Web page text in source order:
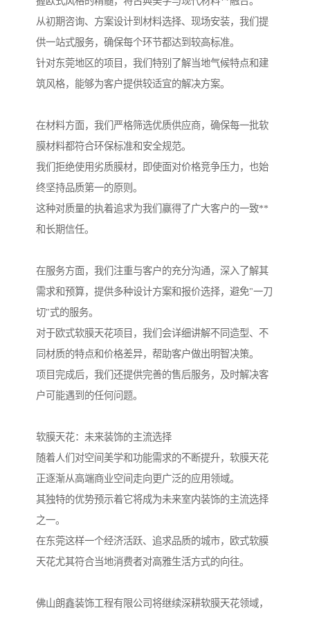
从初期咨询、方案设计到材料选择、现场安装，我们提
供一站式服务，确保每个环节都达到较高标准。
针对东莞地区的项目，我们特别了解当地气候特点和建
筑风格，能够为客户提供较适宜的解决方案。
在材料方面，我们严格筛选优质供应商，确保每一批软
膜材料都符合环保标准和安全规范。
我们拒绝使用劣质膜材，即使面对价格竞争压力，也始
终坚持品质第一的原则。
这种对质量的执着追求为我们赢得了广大客户的一致**
和长期信任。
在服务方面，我们注重与客户的充分沟通，深入了解其
需求和预算，提供多种设计方案和报价选择，避免"一刀
切"式的服务。
对于欧式软膜天花项目，我们会详细讲解不同造型、不
同材质的特点和价格差异，帮助客户做出明智决策。
项目完成后，我们还提供完善的售后服务，及时解决客
户可能遇到的任何问题。
软膜天花：未来装饰的主流选择
随着人们对空间美学和功能需求的不断提升，软膜天花
正逐渐从高端商业空间走向更广泛的应用领域。
其独特的优势预示着它将成为未来室内装饰的主流选择
之一。
在东莞这样一个经济活跃、追求品质的城市，欧式软膜
天花尤其符合当地消费者对高雅生活方式的向往。
佛山朗鑫装饰工程有限公司将继续深耕软膜天花领域，